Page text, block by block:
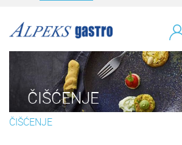
ČIŠĆENJE
ČIŠĆENJE